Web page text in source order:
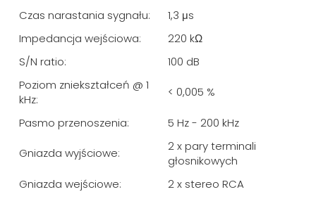
Czas narastania sygnału:
1,3 μs
Impedancja wejściowa:
220 kΩ
S/N ratio:
100 dB
Poziom zniekształceń @ 1
kHz:
< 0,005 %
Pasmo przenoszenia: 5 Hz - 200 kHz
Gniazda wyjściowe:
2 x pary terminali
głosnikowych
Gniazda wejściowe:
2 x stereo RCA